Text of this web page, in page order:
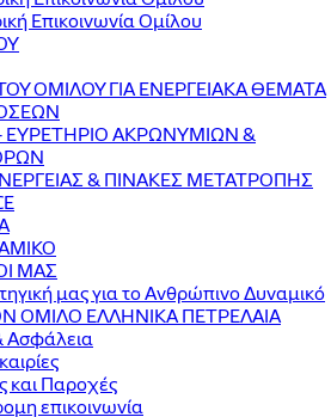
Επικοινωνία Ομίλου
ΟΜΙΛΟΥ ΓΙΑ ΕΝΕΡΓΕΙΑΚΑ ΘΕΜΑΤΑ
ΕΥΡΕΤΗΡΙΟ ΑΚΡΩΝΥΜΙΩΝ &
& ΠΙΝΑΚΕΣ ΜΕΤΑΤΡΟΠΗΣ
ΜΑΣ
μας για το Ανθρώπινο Δυναμικό
ΟΜΙΛΟ ΕΛΛΗΝΙΚΑ ΠΕΤΡΕΛΑΙΑ
Ασφάλεια
και Παροχές
επικοινωνία